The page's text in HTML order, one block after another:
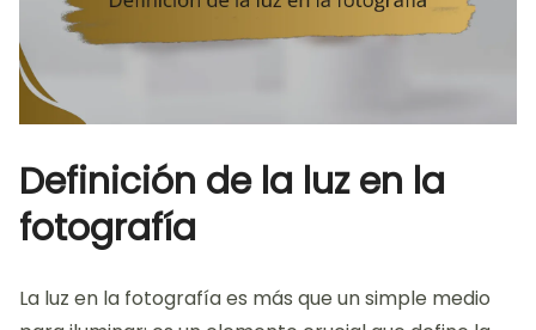
Definición de la luz en la
fotografía
La luz en la fotografía es más que un simple medio